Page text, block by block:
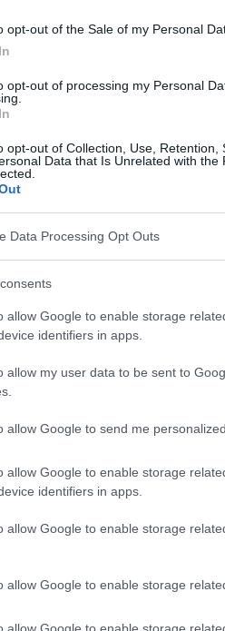
opt-out of the Sale of my Personal
opt-out of processing my Personal
opt-out of Collection, Use, Retention,
Data that Is Unrelated with the
Data Processing Opt Outs
allow Google to enable storage
identifiers in apps.
allow my user data to be sent to
allow Google to send me
allow Google to enable storage
identifiers in apps.
allow Google to enable storage
allow Google to enable storage
allow Google to enable storage
?
médecins et les
par les spécialistes
par ceux qui
sociales ou de la
toute menace de
l'organisme, qui nécessite
possible. Par
provoquer une
mécanismes qui
évacué à l'extérieur par la
chimiques ou des
une relation dynamique
au stress, résistance
physique et/ou
personnalité et des